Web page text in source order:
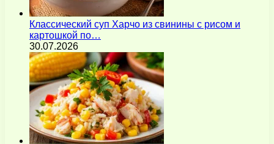
Классический суп Харчо из свинины с рисом и
картошкой по…
30.07.2026